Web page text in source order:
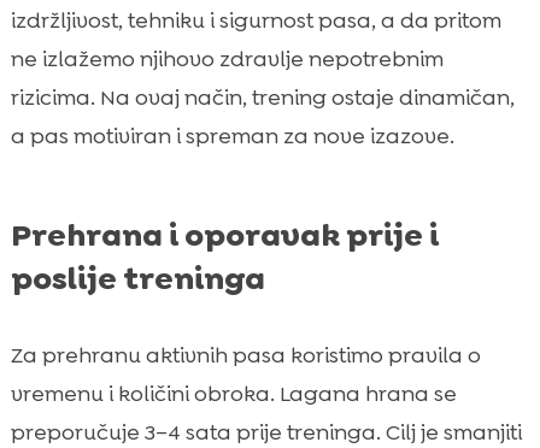
izdržljivost, tehniku i sigurnost pasa, a da pritom
ne izlažemo njihovo zdravlje nepotrebnim
rizicima. Na ovaj način, trening ostaje dinamičan,
a pas motiviran i spreman za nove izazove.
Prehrana i oporavak prije i
poslije treninga
Za prehranu aktivnih pasa koristimo pravila o
vremenu i količini obroka. Lagana hrana se
preporučuje 3–4 sata prije treninga. Cilj je smanjiti